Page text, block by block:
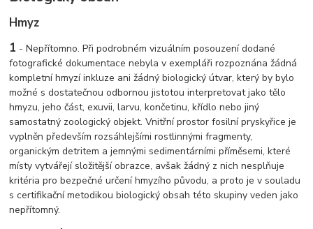
Hmyz
1 - Nepřítomno. Při podrobném vizuálním posouzení dodané
fotografické dokumentace nebyla v exempláři rozpoznána žádná
kompletní hmyzí inkluze ani žádný biologický útvar, který by bylo
možné s dostatečnou odbornou jistotou interpretovat jako tělo
hmyzu, jeho část, exuvii, larvu, končetinu, křídlo nebo jiný
samostatný zoologický objekt. Vnitřní prostor fosilní pryskyřice je
vyplněn především rozsáhlejšími rostlinnými fragmenty,
organickým detritem a jemnými sedimentárními příměsemi, které
místy vytvářejí složitější obrazce, avšak žádný z nich nesplňuje
kritéria pro bezpečné určení hmyzího původu, a proto je v souladu
s certifikační metodikou biologický obsah této skupiny veden jako
nepřítomný.